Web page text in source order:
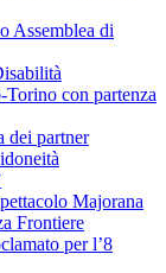
Assemblea di
con partenza
dei partner
Majorana
Frontiere
per l’8